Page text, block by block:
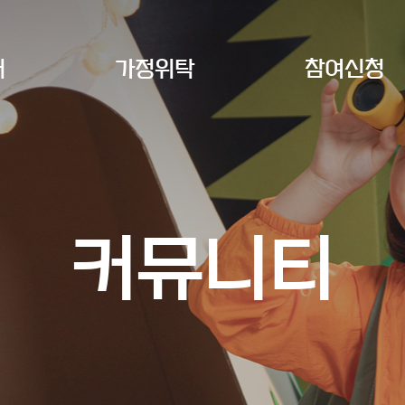
가정위탁 참여신청
커뮤니티